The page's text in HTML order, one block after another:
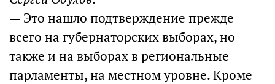
— Это нашло подтверждение прежде
всего на губернаторских выборах, но
также и на выборах в региональные
парламенты, на местном уровне. Кроме